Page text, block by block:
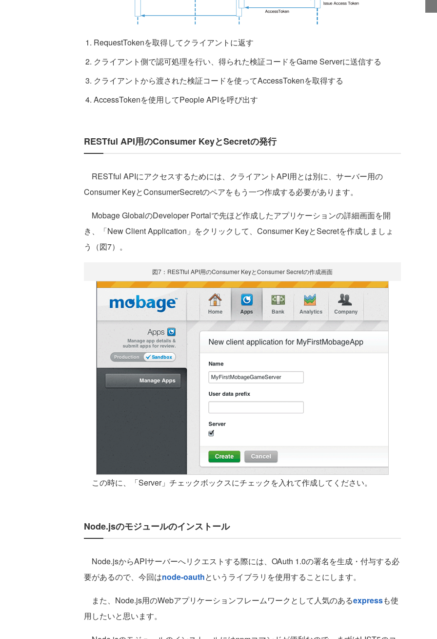
RequestTokenを取得してクライアントに返す
クライアント側で認可処理を行い、得られた検証コードをGame Serverに送信する
クライアントから渡された検証コードを使ってAccessTokenを取得する
AccessTokenを使用してPeople APIを呼び出す
RESTful API用のConsumer KeyとSecretの発行
RESTful APIにアクセスするためには、クライアントAPI用とは別に、サーバー用の
Consumer KeyとConsumerSecretのペアをもう一つ作成する必要があります。
Mobage GlobalのDeveloper Portalで先ほど作成したアプリケーションの詳細画面を開
き、「New Client Application」をクリックして、Consumer KeyとSecretを作成しましょ
う（図7）。
図7：RESTful API用のConsumer KeyとConsumer Secretの作成画面
この時に、「Server」チェックボックスにチェックを入れて作成してください。
Node.jsのモジュールのインストール
Node.jsからAPIサーバーへリクエストする際には、OAuth 1.0の署名を生成・付与する必
要があるので、今回はnode-oauthというライブラリを使用することにします。
また、Node.js用のWebアプリケーションフレームワークとして人気のあるexpressも使
用したいと思います。